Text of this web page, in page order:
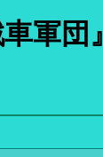
軍団』